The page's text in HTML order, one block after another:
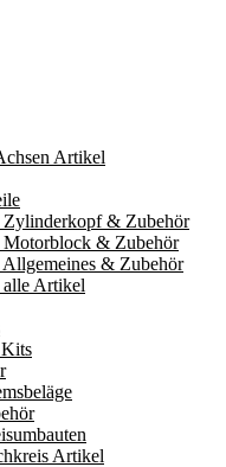
Artikel
Zylinderkopf & Zubehör
& Zubehör
& Zubehör
Artikel
Artikel